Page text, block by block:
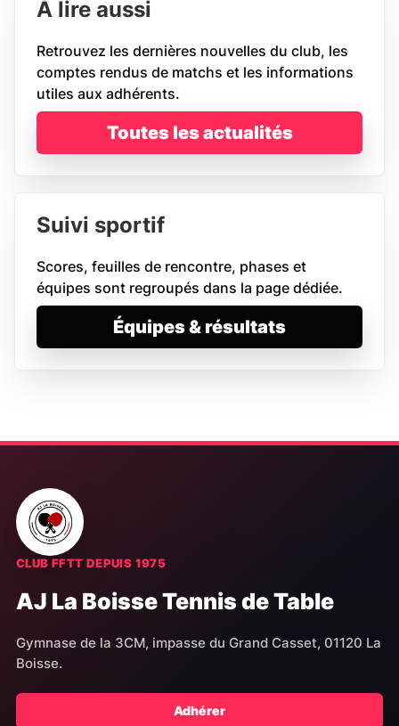
À lire aussi
Retrouvez les dernières nouvelles du club, les
comptes rendus de matchs et les informations
utiles aux adhérents.
Toutes les actualités
Suivi sportif
Scores, feuilles de rencontre, phases et
équipes sont regroupés dans la page dédiée.
Équipes & résultats
CLUB FFTT DEPUIS 1975
AJ La Boisse Tennis de Table
Gymnase de la 3CM, impasse du Grand Casset, 01120 La
Boisse.
Adhérer